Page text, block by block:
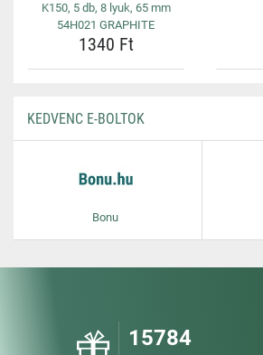
K150, 5 db, 8 lyuk, 65 mm
54H021 GRAPHITE
1340 Ft
KEDVENC E-BOLTOK
Bonu
15784